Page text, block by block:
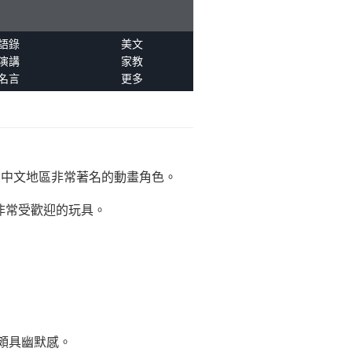
錄
美文
講
家教
言 更多
文地區非常著名的動畫角色。
受歡迎的玩具。
具幽默感。